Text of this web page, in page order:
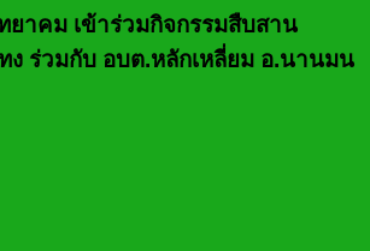
ยาคม เข้าร่วมกิจกรรมสืบสาน
ง ร่วมกับ อบต.หลักเหลี่ยม อ.นานมน